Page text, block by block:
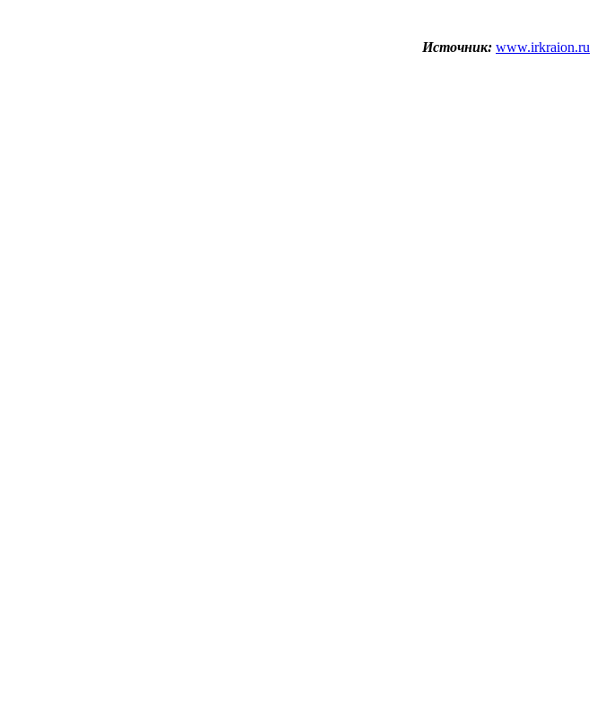
Источник: www.irkraion.ru